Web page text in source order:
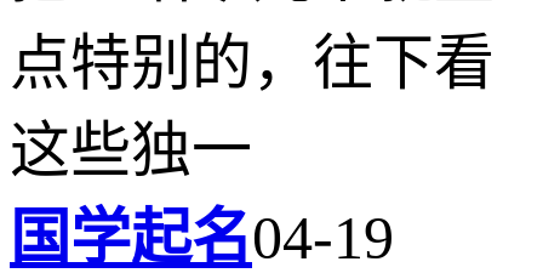
点特别的，往下看
这些独一
国学起名04-19